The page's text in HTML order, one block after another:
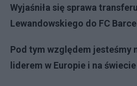
Wyjaśniła się sprawa
Lewandowskiego do FC
Pod tym względem jesteśmy
liderem w Europie i na świecie